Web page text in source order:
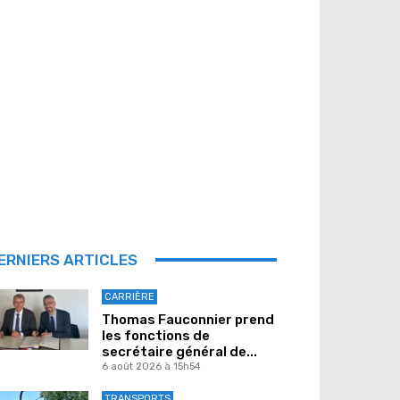
ARTICLES
CARRIÈRE
Thomas Fauconnier prend
les fonctions de
secrétaire général de...
6 août 2026 à 15h54